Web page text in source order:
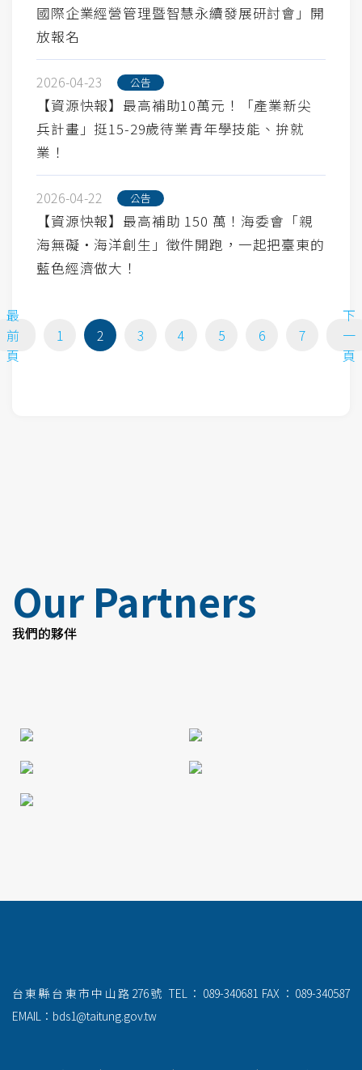
國際企業經營管理暨智慧永續發展研討會」開
放報名
2026-04-23 公告
【資源快報】最高補助10萬元！「產業新尖
兵計畫」挺15-29歲待業青年學技能、拚就
業！
2026-04-22 公告
【資源快報】最高補助 150 萬！海委會「親
海無礙・海洋創生」徵件開跑，一起把臺東的
藍色經濟做大！
最
前
頁
1 2 3 4 5 6 7
下
一
頁
Our Partners
我們的夥伴
台東縣台東市中山路276號 TEL：089-340681 FAX：089-340587
EMAIL：bds1@taitung.gov.tw